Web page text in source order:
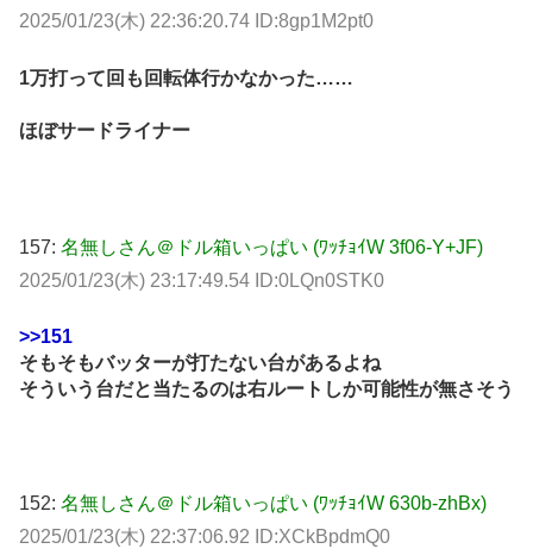
2025/01/23(木) 22:36:20.74 ID:8gp1M2pt0
1万打って回も回転体行かなかった……
ほぼサードライナー
157: 名無しさん＠ドル箱いっぱい (ﾜｯﾁｮｲW 3f06-Y+JF)
2025/01/23(木) 23:17:49.54 ID:0LQn0STK0
>>151
そもそもバッターが打たない台があるよね
そういう台だと当たるのは右ルートしか可能性が無さそう
152: 名無しさん＠ドル箱いっぱい (ﾜｯﾁｮｲW 630b-zhBx)
2025/01/23(木) 22:37:06.92 ID:XCkBpdmQ0